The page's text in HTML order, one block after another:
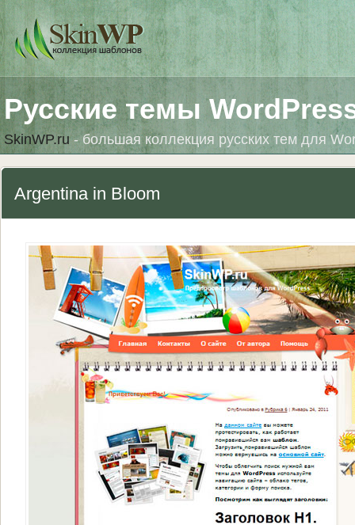
Русские темы
SkinWP.ru- большая коллекция русских тем для
Argentina in Bloom